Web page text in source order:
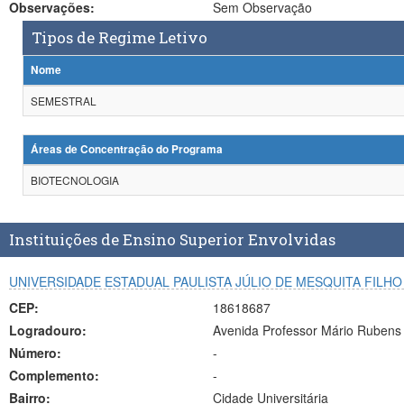
Observações: Sem Observação
Tipos de Regime Letivo
Nome
SEMESTRAL
Áreas de Concentração do Programa
BIOTECNOLOGIA
Instituições de Ensino Superior Envolvidas
UNIVERSIDADE ESTADUAL PAULISTA JÚLIO DE MESQUITA
CEP:
18618687
Logradouro:
Avenida Professor Mário
Número:
-
Complemento:
-
Bairro:
Cidade Universitária